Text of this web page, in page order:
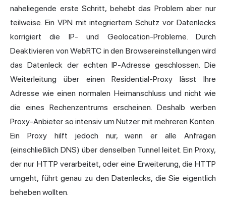
naheliegende erste Schritt, behebt das Problem aber nur
teilweise. Ein VPN mit integriertem Schutz vor Datenlecks
korrigiert die IP- und Geolocation-Probleme. Durch
Deaktivieren von WebRTC in den Browsereinstellungen wird
das Datenleck der echten IP-Adresse geschlossen. Die
Weiterleitung über einen Residential-Proxy lässt Ihre
Adresse wie einen normalen Heimanschluss und nicht wie
die eines Rechenzentrums erscheinen. Deshalb werben
Proxy-Anbieter so intensiv um Nutzer mit mehreren Konten.
Ein Proxy hilft jedoch nur, wenn er alle Anfragen
(einschließlich DNS) über denselben Tunnel leitet. Ein Proxy,
der nur HTTP verarbeitet, oder eine Erweiterung, die HTTP
umgeht, führt genau zu den Datenlecks, die Sie eigentlich
beheben wollten.